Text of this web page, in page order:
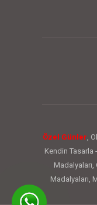
Özel Günler,
Kendin Tasarla
Madalyaları,
Madalyaları,